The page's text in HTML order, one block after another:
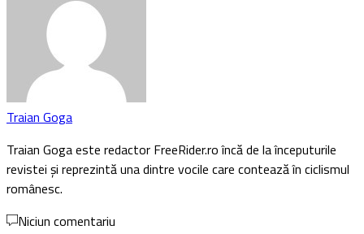
Traian Goga
Traian Goga este redactor FreeRider.ro încă de la începuturile
revistei și reprezintă una dintre vocile care contează în ciclismul
românesc.
Niciun comentariu